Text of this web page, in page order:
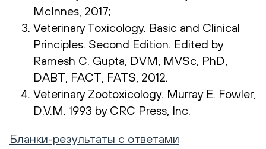
McInnes, 2017;
Veterinary Toxicology. Basic and Clinical
Principles. Second Edition. Edited by
Ramesh C. Gupta, DVM, MVSc, PhD,
DABT, FACT, FATS, 2012.
Veterinary Zootoxicology. Murray E. Fowler,
D.V.M. 1993 by CRC Press, Inc.
Бланки-результаты с ответами